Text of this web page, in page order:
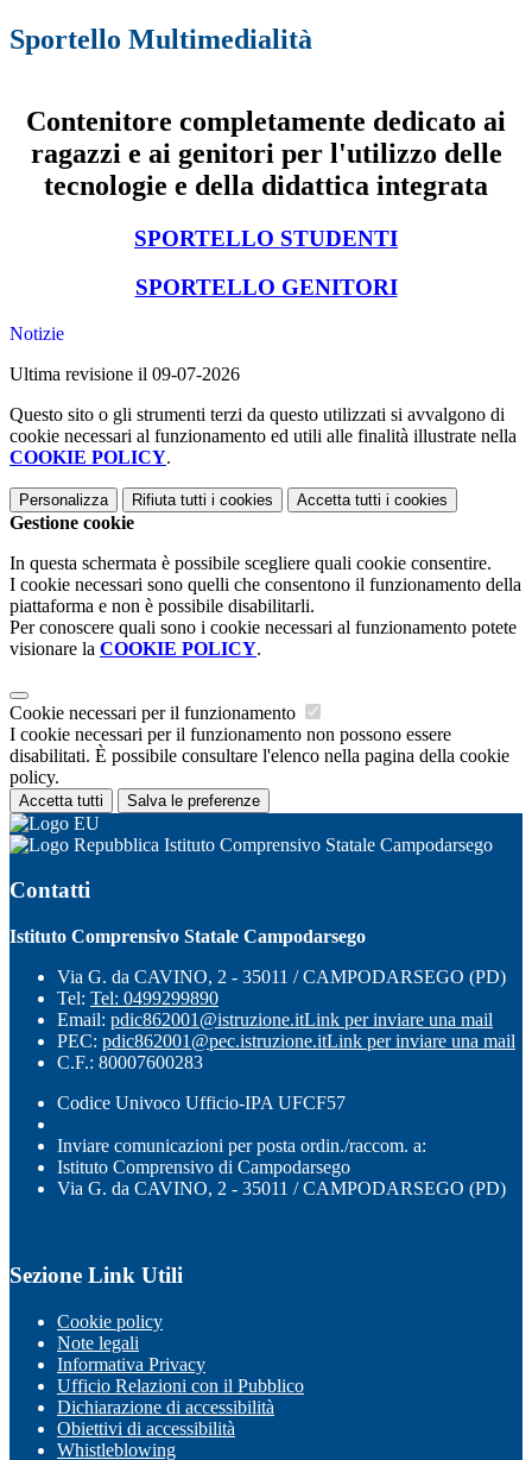
Sportello Multimedialità
Contenitore completamente dedicato ai
ragazzi e ai genitori per l'utilizzo delle
tecnologie e della didattica integrata
SPORTELLO STUDENTI
SPORTELLO GENITORI
Notizie
Ultima revisione il 09-07-2026
Questo sito o gli strumenti terzi da questo utilizzati si avvalgono di
cookie necessari al funzionamento ed utili alle finalità illustrate nella
COOKIE POLICY.
Personalizza Rifiuta tutti i cookies Accetta tutti i cookies
Gestione cookie
In questa schermata è possibile scegliere quali cookie consentire.
I cookie necessari sono quelli che consentono il funzionamento della
piattaforma e non è possibile disabilitarli.
Per conoscere quali sono i cookie necessari al funzionamento potete
visionare la COOKIE POLICY.
Cookie necessari per il funzionamento
I cookie necessari per il funzionamento non possono essere
disabilitati. È possibile consultare l'elenco nella pagina della cookie
policy.
Accetta tutti Salva le preferenze
Istituto Comprensivo Statale Campodarsego
Contatti
Istituto Comprensivo Statale Campodarsego
Via G. da CAVINO, 2 - 35011 / CAMPODARSEGO (PD)
Tel: Tel: 0499299890
Email: pdic862001@istruzione.itLink per inviare una mail
PEC: pdic862001@pec.istruzione.itLink per inviare una mail
C.F.: 80007600283
Codice Univoco Ufficio-IPA UFCF57
Inviare comunicazioni per posta ordin./raccom. a:
Istituto Comprensivo di Campodarsego
Via G. da CAVINO, 2 - 35011 / CAMPODARSEGO (PD)
Sezione Link Utili
Cookie policy
Note legali
Informativa Privacy
Ufficio Relazioni con il Pubblico
Dichiarazione di accessibilità
Obiettivi di accessibilità
Whistleblowing